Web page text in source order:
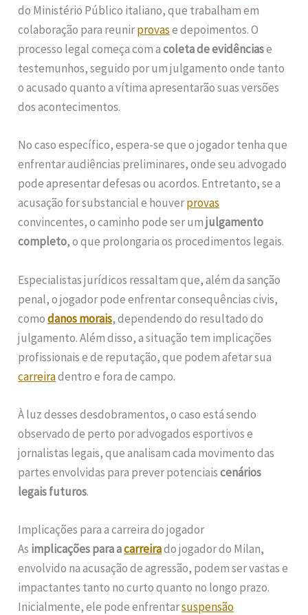
do Ministério Público italiano, que trabalham em
colaboração para reunirprovase depoimentos. O
processo legal começa com acoleta de evidênciase
testemunhos, seguido por um julgamento onde tanto
o acusado quanto a vítima apresentarão suas versões
dos acontecimentos.
No caso específico, espera-se que o jogador tenha que
enfrentar audiências preliminares, onde seu advogado
pode apresentar defesas ou acordos. Entretanto, se a
acusação for substancial e houverprovas
convincentes, o caminho pode ser umjulgamento
completo, o que prolongaria os procedimentos legais.
Especialistas jurídicos ressaltam que, além da sanção
penal, o jogador pode enfrentar consequências civis,
comodanos morais, dependendo do resultado do
julgamento. Além disso, a situação tem implicações
profissionais e de reputação, que podem afetar sua
carreiradentro e fora de campo.
À luz desses desdobramentos, o caso está sendo
observado de perto por advogados esportivos e
jornalistas legais, que analisam cada movimento das
partes envolvidas para prever potenciaiscenários
legais futuros.
Implicações para a carreira do jogador
As implicações para acarreirado jogador do Milan,
envolvido na acusação de agressão, podem ser vastas e
impactantes tanto no curto quanto no longo prazo.
Inicialmente, ele pode enfrentarsuspensão